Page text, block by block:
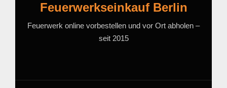
Feuerwerkseinkauf Berlin
Feuerwerk online vorbestellen und vor Ort abholen –
seit 2015